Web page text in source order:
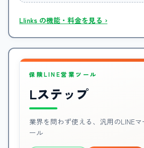
Llinks の機能・料金を見る ›
保険LINE営業ツール
Lステップ
業界を問わず使える、汎用のLINE
ール